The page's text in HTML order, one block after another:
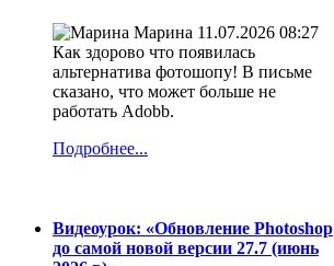
Марина 11.07.2026 08:27
Как здорово что появилась
альтернатива фотошопу! В письме
сказано, что может больше не
работать Adobb.
Подробнее...
Видеоурок: «Обновление Photoshop
до самой новой версии 27.7 (июнь